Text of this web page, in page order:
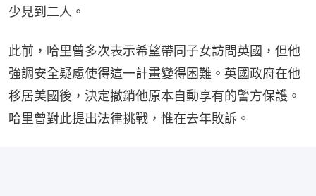
少見到二人。
此前，哈里曾多次表示希望帶同子女訪問英國，但他
強調安全疑慮使得這一計畫變得困難。英國政府在他
移居美國後，決定撤銷他原本自動享有的警方保護。
哈里曾對此提出法律挑戰，惟在去年敗訴。